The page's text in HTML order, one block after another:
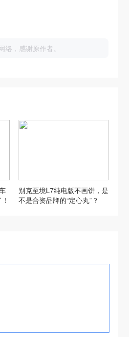
，感谢原作者。
别克至境L7纯电版不画饼，是
不是合资品牌的“定心丸”？